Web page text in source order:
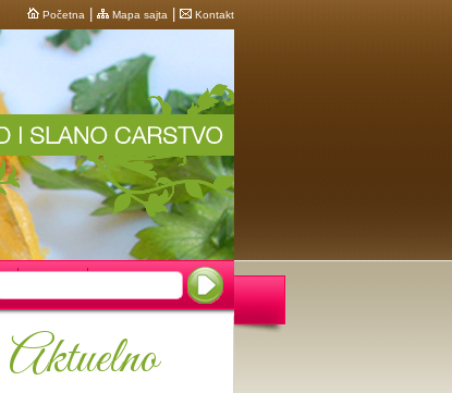
Početna| Mapa sajta| Kontakt
Aktuelno